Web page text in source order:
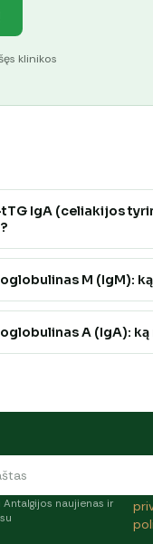
klinikos
IgA (celiakijos
M (IgM):
A (IgA):
Antalgijos naujienas ir